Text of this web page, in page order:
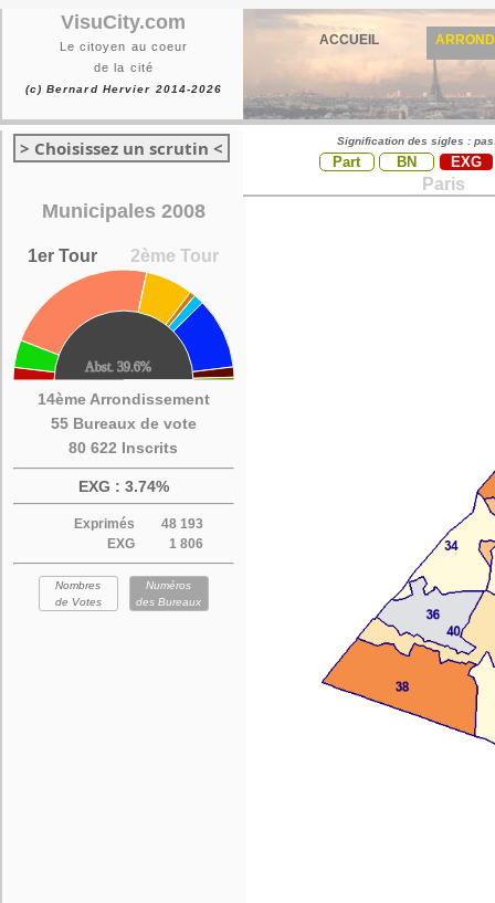
VisuCity.com
Le citoyen au coeur
de la cité
(c) Bernard Hervier 2014-2026
ACCUEIL
> Choisissez un scrutin <
Municipales 2008
1er Tour 2ème Tour
14ème Arrondissement
55 Bureaux de vote
80 622 Inscrits
EXG : 3.74%
Exprimés
48 193
EXG
1 806
Nombres
de Votes
Numéros
des Bureaux
Signification des sigles :
Part BN EXG
Paris